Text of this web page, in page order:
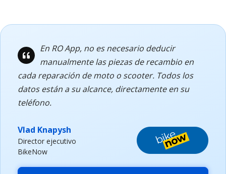
En RO App, no es necesario deducir
manualmente las piezas de recambio en
cada reparación de moto o scooter. Todos los
datos están a su alcance, directamente en su
teléfono.
Vlad Knapysh
Director ejecutivo
BikeNow